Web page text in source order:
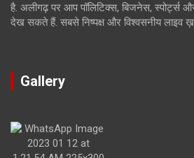
है. अलीगढ़ पर आप पॉलिटिक्स, बिजनेस, स्पोर्ट्स
देख सकते हैं. सबसे निष्पक्ष और विश्वसनीय लाइव
Gallery